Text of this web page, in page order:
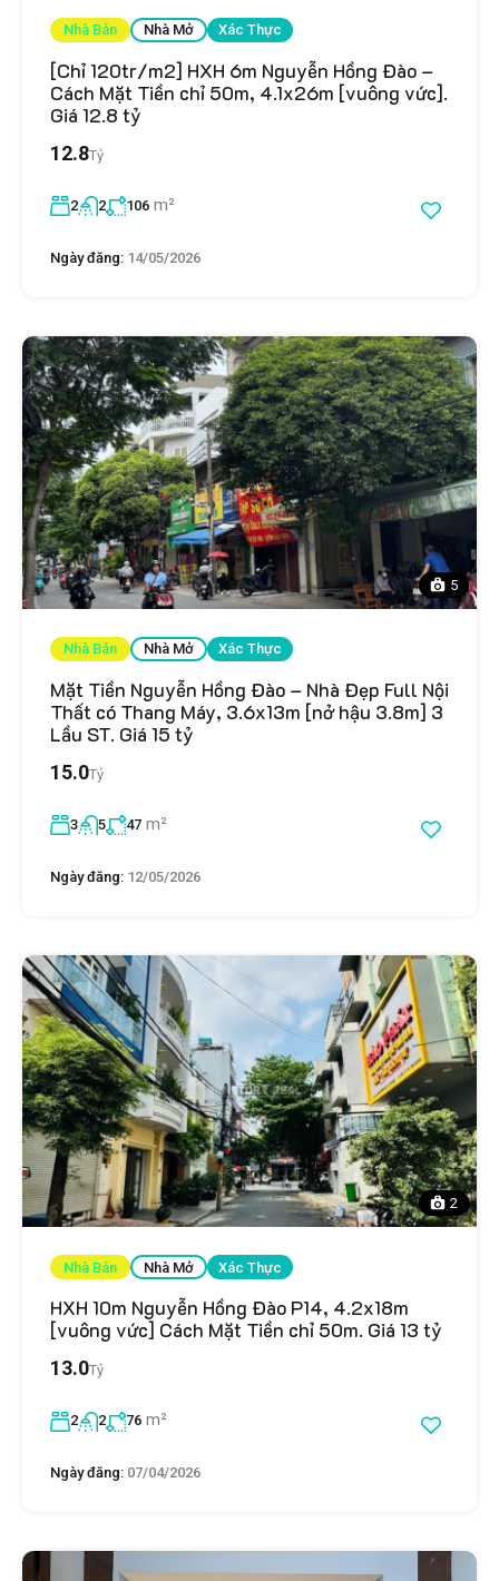
Nhà Bán Nhà Mở Xác Thực
[Chỉ 120tr/m2] HXH 6m Nguyễn Hồng Đào –
Cách Mặt Tiền chỉ 50m, 4.1x26m [vuông vức].
Giá 12.8 tỷ
12.8Tỷ
2 2 106 m²
Ngày đăng: 14/05/2026
5
Nhà Bán Nhà Mở Xác Thực
Mặt Tiền Nguyễn Hồng Đào – Nhà Đẹp Full Nội
Thất có Thang Máy, 3.6x13m [nở hậu 3.8m] 3
Lầu ST. Giá 15 tỷ
15.0Tỷ
3 5 47 m²
Ngày đăng: 12/05/2026
2
Nhà Bán Nhà Mở Xác Thực
HXH 10m Nguyễn Hồng Đào P14, 4.2x18m
[vuông vức] Cách Mặt Tiền chỉ 50m. Giá 13 tỷ
13.0Tỷ
2 2 76 m²
Ngày đăng: 07/04/2026